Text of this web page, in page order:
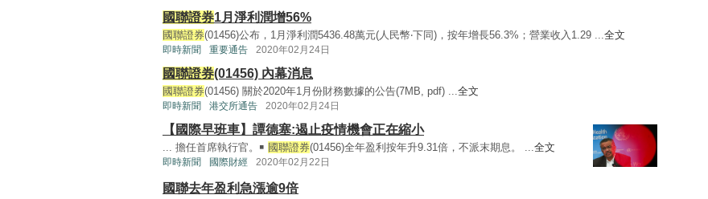
國聯證券1月淨利潤增56%
國聯證券(01456)公布，1月淨利潤5436.48萬元(人民幣‧下同)，按年增長56.3%；營業收入1.29 ...全文
即時新聞 重要通告 2020年02月24日
國聯證券(01456) 內幕消息
國聯證券(01456) 關於2020年1月份財務數據的公告(7MB, pdf) ...全文
即時新聞 港交所通告 2020年02月24日
【國際早班車】譚德塞:遏止疫情機會正在縮小
... 擔任首席執行官。￭ 國聯證券(01456)全年盈利按年升9.31倍，不派末期息。 ...全文
即時新聞 國際財經 2020年02月22日
國聯去年盈利急漲逾9倍